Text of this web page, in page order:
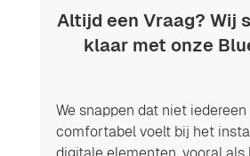
Altijd een Vraag? Wij
klaar met onze
We snappen dat niet
comfortabel voelt bij het